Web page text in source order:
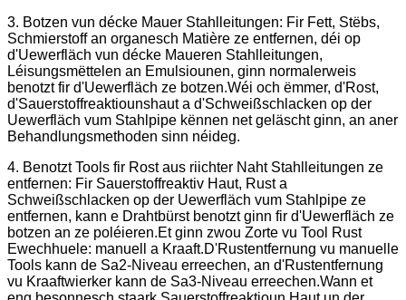
3. Botzen vun décke Mauer Stahlleitungen: Fir Fett, Stëbs,
Schmierstoff an organesch Matière ze entfernen, déi op
d'Uewerfläch vun décke Maueren Stahlleitungen,
Léisungsmëttelen an Emulsiounen, ginn normalerweis
benotzt fir d'Uewerfläch ze botzen.Wéi och ëmmer, d'Rost,
d'Sauerstoffreaktiounshaut a d'Schweißschlacken op der
Uewerfläch vum Stahlpipe kënnen net geläscht ginn, an aner
Behandlungsmethoden sinn néideg.
4. Benotzt Tools fir Rost aus riichter Naht Stahlleitungen ze
entfernen: Fir Sauerstoffreaktiv Haut, Rust a
Schweißschlacken op der Uewerfläch vum Stahlpipe ze
entfernen, kann e Drahtbürst benotzt ginn fir d'Uewerfläch ze
botzen an ze poléieren.Et ginn zwou Zorte vu Tool Rust
Ewechhuele: manuell a Kraaft.D'Rustentfernung vu manuelle
Tools kann de Sa2-Niveau erreechen, an d'Rustentfernung
vu Kraaftwierker kann de Sa3-Niveau erreechen.Wann et